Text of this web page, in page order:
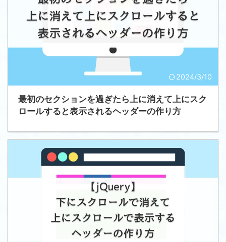
2024/3/10
最初のセクションを過ぎたら上に消えて上にスク
ロールすると表示されるヘッダーの作り方